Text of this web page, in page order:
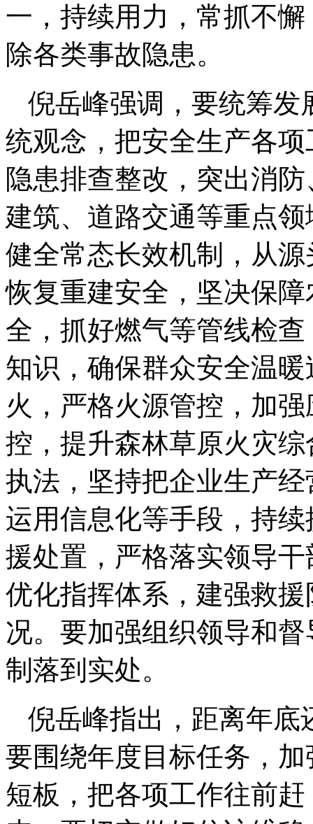
一，持续用力，常抓不
除各类事故隐患。
倪岳峰强调，要统筹发
统观念，把安全生产各
隐患排查整改，突出消
建筑、道路交通等重点
健全常态长效机制，从
恢复重建安全，坚决保
全，抓好燃气等管线检
知识，确保群众安全温
火，严格火源管控，加
控，提升森林草原火灾
执法，坚持把企业生产
运用信息化等手段，持
援处置，严格落实领导
优化指挥体系，建强救
况。要加强组织领导和
制落到实处。
倪岳峰指出，距离年底
要围绕年度目标任务，
短板，把各项工作往前